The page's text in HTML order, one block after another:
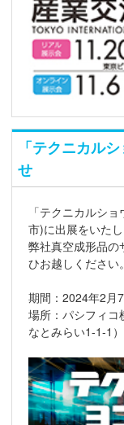
「テクニカル
せ
「テクニカルシ
市)に出展をいたし
弊社真空成形品
ひお越しください。
期間：2024年2月
場所：パシフィコ
なとみらい1-1-1